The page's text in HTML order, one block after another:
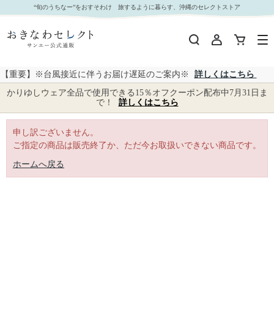
｜おきなわセレクト サンエー公式通販
“旬のうちなー”をおすそわけ 旅するように暮らす、沖縄のセレクトストア
【重要】※台風接近に伴うお届け遅延のご案内※
詳しくはこちら
かりゆしウェア全品で使用できる15％オフクーポン配布中7月31日ま
で！
詳しくはこちら
申し訳ございません。
ご指定の商品は販売終了か、ただ今お取扱いできない商品です。
ホームへ戻る